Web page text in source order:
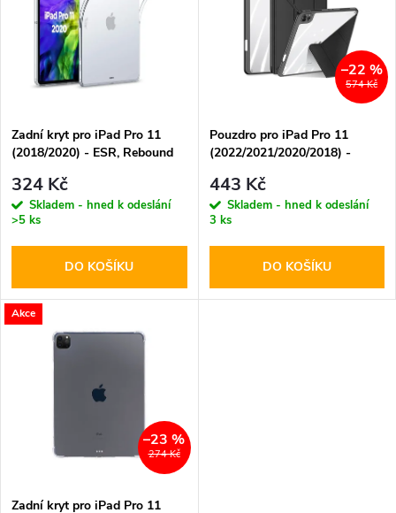
p
r
o
d
u
s
p
r
o
d
Zadní kryt pro iPad Pro 11
(2018/2020) - ESR, Rebound
324 Kč
Skladem - hned k odeslání
>5 ks
DO KOŠÍKU
574 Kč
–22 %
Pouzdro pro iPad Pro 11
(2022/2021/2020/2018) -
443 Kč
Skladem - hned k odeslání
3 ks
DO KOŠÍKU
Akce
274 Kč
–23 %
Zadní kryt pro iPad Pro 11